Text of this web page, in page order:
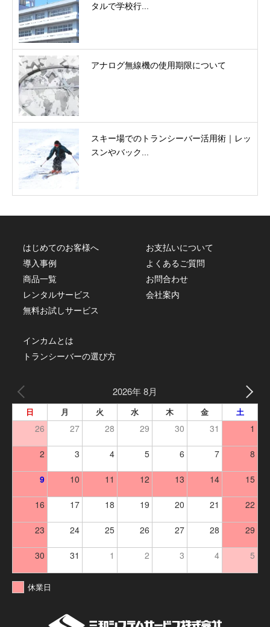
タルで学校行...
アナログ無線機の使用期限について
スキー場でのトランシーバー活用術｜レッ
スンやバック...
はじめてのお客様へ
導入事例
商品一覧
レンタルサービス
無料お試しサービス
お支払いについて
よくあるご質問
お問合わせ
会社案内
インカムとは
トランシーバーの選び方
2026年 8月
日 月 火 水 木 金 土
26 27 28 29 30 31 1
2 3 4 5 6 7 8
9 10 11 12 13 14 15
16 17 18 19 20 21 22
23 24 25 26 27 28 29
30 31 1 2 3 4 5
休業日